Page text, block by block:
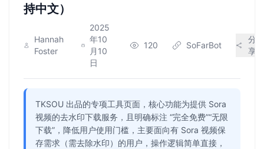
持中文）
Hannah
Foster
2025
年10
月10
日
120 SoFarBot
分
享
TKSOU 出品的专项工具页面，核心功能为提供 Sora
视频的去水印下载服务，且明确标注 “完全免费”“无限
下载”，降低用户使用门槛，主要面向有 Sora 视频保
存需求（需去除水印）的用户，操作逻辑简单直接，